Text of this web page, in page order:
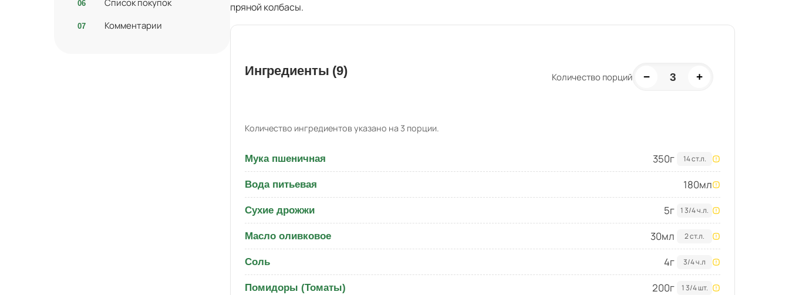
Список покупок
Комментарии
пряной колбасы.
Ингредиенты (9) Количество порций − 3 +
Количество ингредиентов указано на 3 порции.
Мука пшеничная 350г 14 ст.л.
Вода питьевая 180мл
Сухие дрожжи 5г 1 3/4 ч.л.
Масло оливковое 30мл 2 ст.л.
Соль 4г 3/4 ч.л
Помидоры (Томаты) 200г 1 3/4 шт.